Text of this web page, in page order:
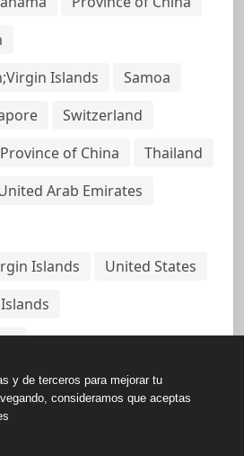
Islands
Samoa
Switzerland
of China
Thailand
Arab Emirates
Islands
United States
All rights reserved.
y de terceros para mejorar tu
consideramos que aceptas